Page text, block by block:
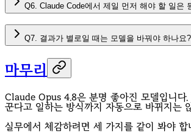
Q6. Claude Code에서 제일 먼저 해야 할 일은
Q7. 결과가 별로일 때는 모델을 바꿔야 하나요?
마무리
Claude Opus 4.8은 분명 좋아진 모델입니다
꾼다고 일하는 방식까지 자동으로 바뀌지는
실무에서 체감하려면 세 가지를 같이 봐야 합